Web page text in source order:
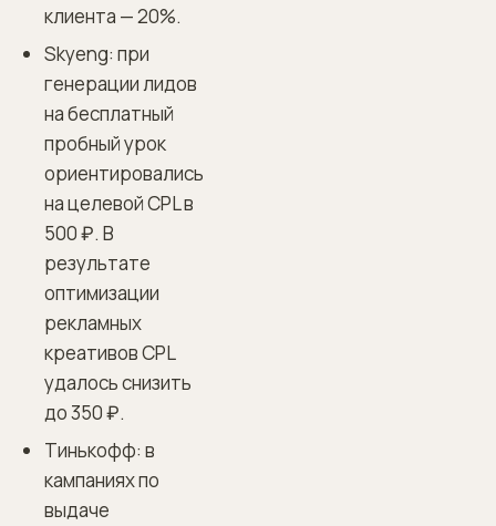
клиента — 20%.
Skyeng: при
генерации лидов
на бесплатный
пробный урок
ориентировались
на целевой CPL в
500 ₽. В
результате
оптимизации
рекламных
креативов CPL
удалось снизить
до 350 ₽.
Тинькофф: в
кампаниях по
выдаче